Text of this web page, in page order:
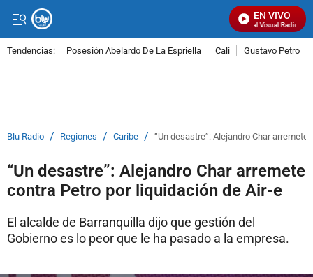
EN VIVO
Señal Visual Radio
Tendencias: Posesión Abelardo De La Espriella Cali Gustavo Petro
Blu Radio / Regiones / Caribe / “Un desastre”: Alejandro Char
“Un desastre”: Alejandro Char arremete
contra Petro por liquidación de Air-e
El alcalde de Barranquilla dijo que gestión del
Gobierno es lo peor que le ha pasado a la empresa.